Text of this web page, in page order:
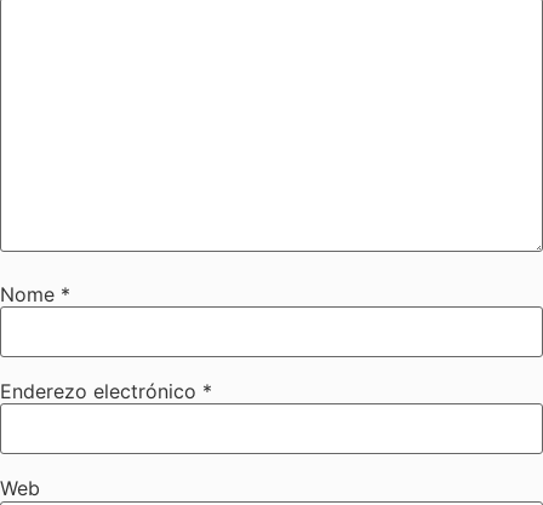
Nome *
Enderezo electrónico *
Web